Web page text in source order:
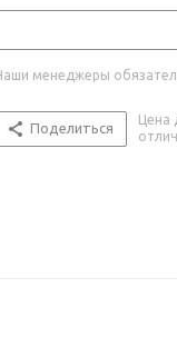
менеджеры
Поделиться
Цена